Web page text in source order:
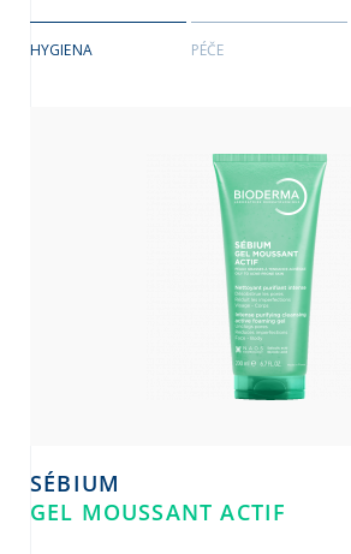
HYGIENA PÉČE
SÉBIUM
GEL MOUSSANT ACTIF